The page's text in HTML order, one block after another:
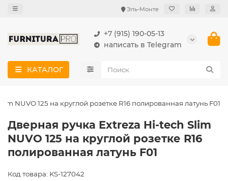
Эль-Монте
+7 (915) 190-05-13
написать в Telegram
КАТАЛОГ
NUVO 125 на круглой розетке R16 полированная латунь F01
Дверная ручка Extreza Hi-tech Slim
NUVO 125 на круглой розетке R16
полированная латунь F01
Код товара: KS-127042